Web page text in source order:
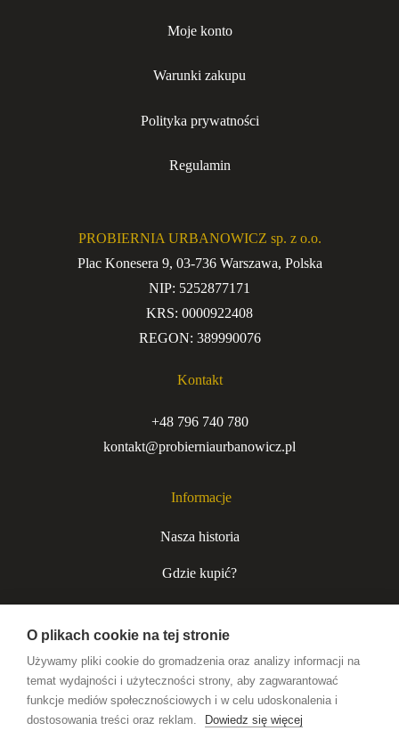
Moje konto
Warunki zakupu
Polityka prywatności
Regulamin
PROBIERNIA URBANOWICZ sp. z o.o.
Plac Konesera 9, 03-736 Warszawa, Polska
NIP: 5252877171
KRS: 0000922408
REGON: 389990076
Kontakt
+48 796 740 780
kontakt@probierniaurbanowicz.pl
Informacje
Nasza historia
Gdzie kupić?
Kurjer niecodzienny
Współpraca B2B
Wódki premium
O plikach cookie na tej stronie
Używamy pliki cookie do gromadzenia oraz analizy informacji na
temat wydajności i użyteczności strony, aby zagwarantować
funkcje mediów społecznościowych i w celu udoskonalenia i
dostosowania treści oraz reklam.
Dowiedz się więcej